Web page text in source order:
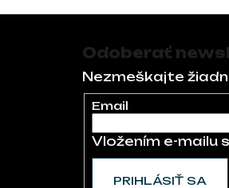
Odoberať
Nezmeškajte
Email
Vložením e-mailu
PRIHLÁSIŤ SA